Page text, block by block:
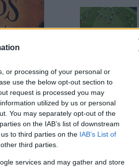
or processing of your personal or
use the below opt-out section to
request is processed you may
utilized by us or personal
You may separately opt-out of the
on the IAB’s list of downstream
to third parties on the IAB’s List of
third parties.
services and may gather and store